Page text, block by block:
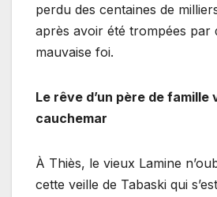
perdu des centaines de
après avoir été trompées par
mauvaise foi.
Le rêve d’un père de famille
cauchemar
À Thiès, le vieux Lamine
cette veille de Tabaski qui